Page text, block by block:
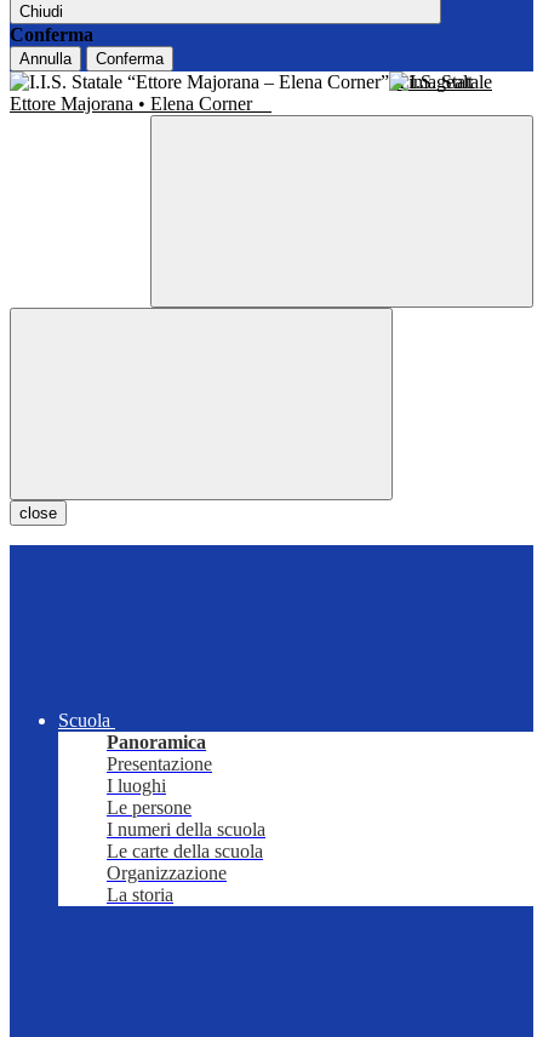
Chiudi
Conferma
Annulla Conferma
I.I.S. Statale
Ettore Majorana • Elena Corner
close
Scuola
Panoramica
Presentazione
I luoghi
Le persone
I numeri della scuola
Le carte della scuola
Organizzazione
La storia